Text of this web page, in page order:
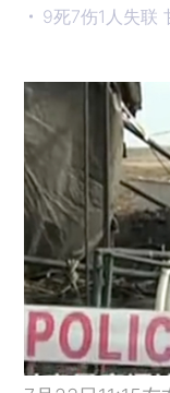
9死7伤1人失联
国家卫健委：
国务院联防联
4人死亡 重庆
四川什邡多名儿
7月上海车牌拍